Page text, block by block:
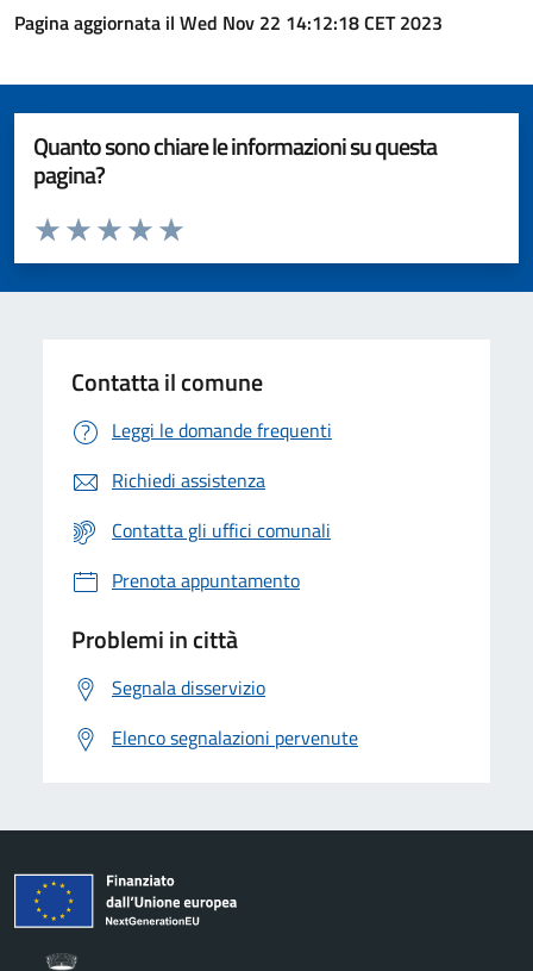
Pagina aggiornata il Wed Nov 22 14:12:18 CET 2023
Quanto sono chiare le informazioni su questa
pagina?
Valuta da 1 a 5 stelle la pagina
Valuta 5 stelle su 5
Valuta 4 stelle su 5
Valuta 3 stelle su 5
Valuta 2 stelle su 5
Valuta 1 stelle su 5
Contatta il comune
Leggi le domande frequenti
Richiedi assistenza
Contatta gli uffici comunali
Prenota appuntamento
Problemi in città
Segnala disservizio
Elenco segnalazioni pervenute